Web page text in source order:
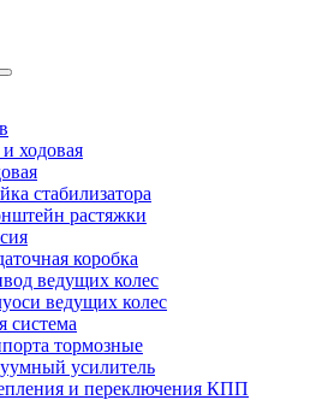
ходовая
стабилизатора
растяжки
коробка
ведущих колес
ведущих колес
система
тормозные
усилитель
и переключения КПП